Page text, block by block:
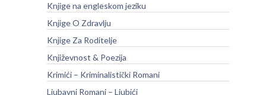
Knjige na engleskom jeziku
Knjige O Zdravlju
Knjige Za Roditelje
Književnost & Poezija
Krimići – Kriminalistički Romani
Ljubavni Romani – Ljubići